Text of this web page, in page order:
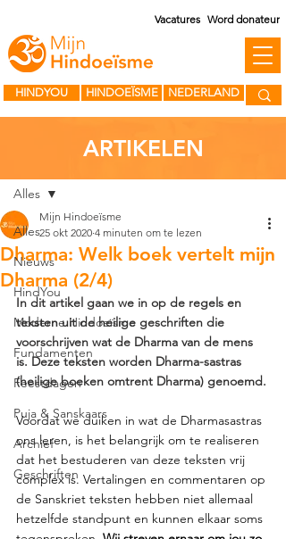
HINDOEÏSME
HINDYOU NEDERLAND
Vacatures Word donateur
Alles
Nieuws
HindYou
Moderne Hindoeïsme
Fundamenten
Feestdagen
Puja & Sanskaars
Archief
Geschriften
Alles
Dharma: Welk boek vertelt mijn
Dharma (2/4)
Mijn Hindoeïsme
25 okt 2020 4 minuten om te lezen
In dit artikel gaan we in op de regels en
teksten uit de heilige geschriften die
voorschrijven wat de Dharma van de mens
is. Deze teksten worden Dharma-sastras
(heilige boeken omtrent Dharma) genoemd.
Voordat we duiken in wat de Dharmasastras
ons leren, is het belangrijk om te realiseren
dat het bestuderen van deze teksten vrij
complex is. Vertalingen en commentaren op
de Sanskriet teksten hebben niet allemaal
hetzelfde standpunt en kunnen elkaar soms
ARTIKELEN